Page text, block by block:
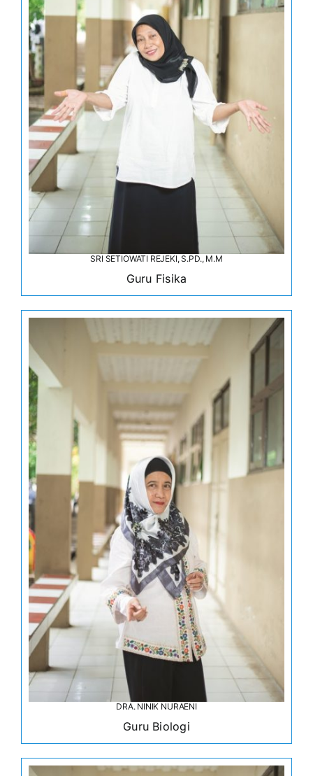
Kontak
SRI SETIOWATI REJEKI, S.PD., M.M
Guru Fisika
DRA. NINIK NURAENI
Guru Biologi